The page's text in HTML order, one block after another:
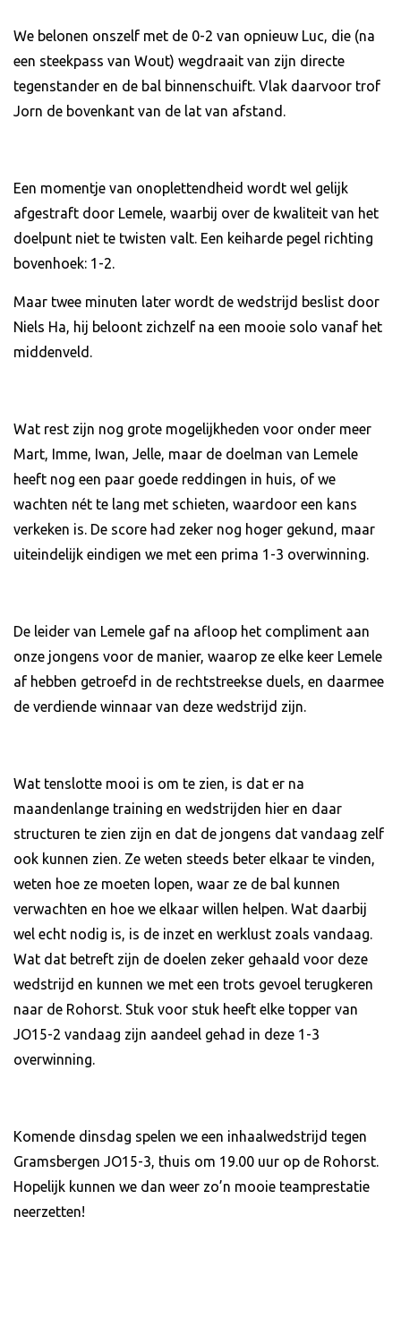
We belonen onszelf met de 0-2 van opnieuw Luc, die (na
een steekpass van Wout) wegdraait van zijn directe
tegenstander en de bal binnenschuift. Vlak daarvoor trof
Jorn de bovenkant van de lat van afstand.
Een momentje van onoplettendheid wordt wel gelijk
afgestraft door Lemele, waarbij over de kwaliteit van het
doelpunt niet te twisten valt. Een keiharde pegel richting
bovenhoek: 1-2.
Maar twee minuten later wordt de wedstrijd beslist door
Niels Ha, hij beloont zichzelf na een mooie solo vanaf het
middenveld.
Wat rest zijn nog grote mogelijkheden voor onder meer
Mart, Imme, Iwan, Jelle, maar de doelman van Lemele
heeft nog een paar goede reddingen in huis, of we
wachten nét te lang met schieten, waardoor een kans
verkeken is. De score had zeker nog hoger gekund, maar
uiteindelijk eindigen we met een prima 1-3 overwinning.
De leider van Lemele gaf na afloop het compliment aan
onze jongens voor de manier, waarop ze elke keer Lemele
af hebben getroefd in de rechtstreekse duels, en daarmee
de verdiende winnaar van deze wedstrijd zijn.
Wat tenslotte mooi is om te zien, is dat er na
maandenlange training en wedstrijden hier en daar
structuren te zien zijn en dat de jongens dat vandaag zelf
ook kunnen zien. Ze weten steeds beter elkaar te vinden,
weten hoe ze moeten lopen, waar ze de bal kunnen
verwachten en hoe we elkaar willen helpen. Wat daarbij
wel echt nodig is, is de inzet en werklust zoals vandaag.
Wat dat betreft zijn de doelen zeker gehaald voor deze
wedstrijd en kunnen we met een trots gevoel terugkeren
naar de Rohorst. Stuk voor stuk heeft elke topper van
JO15-2 vandaag zijn aandeel gehad in deze 1-3
overwinning.
Komende dinsdag spelen we een inhaalwedstrijd tegen
Gramsbergen JO15-3, thuis om 19.00 uur op de Rohorst.
Hopelijk kunnen we dan weer zo’n mooie teamprestatie
neerzetten!